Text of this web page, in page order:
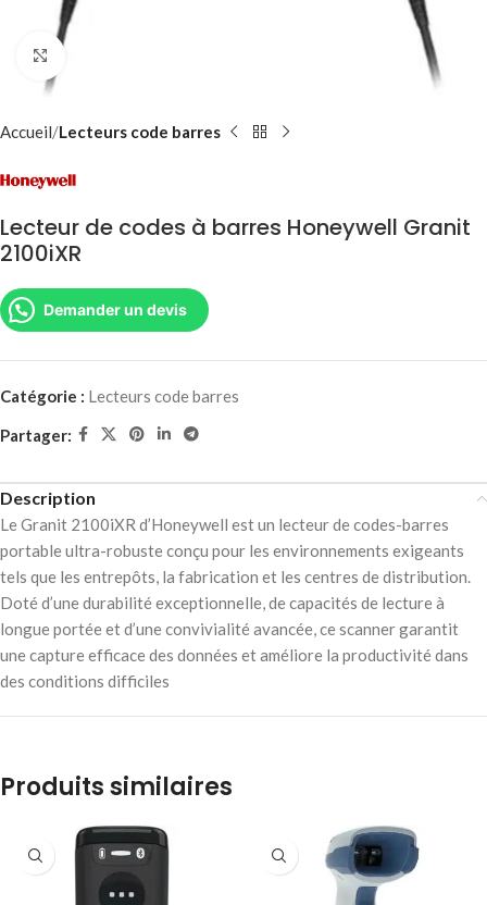
Accueil Lecteurs code barres
Lecteur de codes à barres Honeywell Granit
2100iXR
Demander un devis
Catégorie : Lecteurs code barres
Partager:
Description
Le Granit 2100iXR d’Honeywell est un lecteur de codes-barres
portable ultra-robuste conçu pour les environnements exigeants
tels que les entrepôts, la fabrication et les centres de distribution.
Doté d’une durabilité exceptionnelle, de capacités de lecture à
longue portée et d’une convivialité avancée, ce scanner garantit
une capture efficace des données et améliore la productivité dans
des conditions difficiles
Produits similaires